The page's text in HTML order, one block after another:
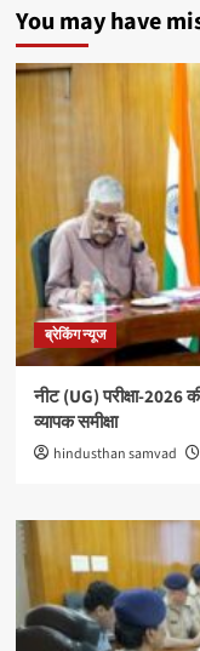
You may have
ब्रेकिंग न्यूज
नीट (UG) परीक्षा-2026
व्यापक समीक्षा
hindusthan samvad